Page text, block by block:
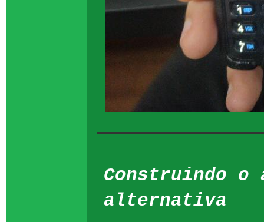
Construindo o
alternativa